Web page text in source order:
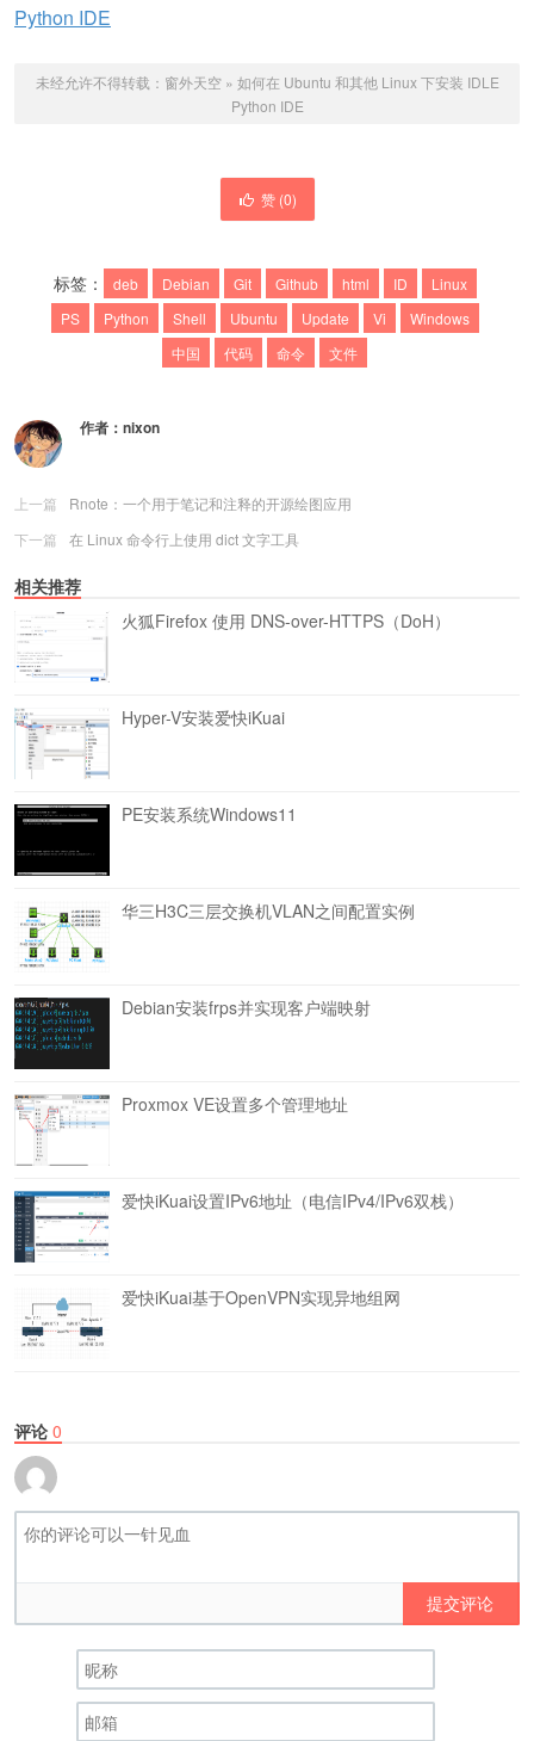
Python IDE
未经允许不得转载： 窗外天空» 如何在 Ubuntu 和其他 Linux 下安装 IDLE
Python IDE
赞 (0)
标签： deb Debian Git Github html ID
Linux
PS
Python Shell Ubuntu Update Vi
Windows
中国
代码 命令 文件
作者： nixon
上一篇
Rnote：一个用于笔记和注释的开源绘图应用
下一篇
在 Linux 命令行上使用 dict 文字工具
相关推荐
火狐Firefox 使用 DNS-over-HTTPS（DoH）
Hyper-V安装爱快iKuai
PE安装系统Windows11
华三H3C三层交换机VLAN之间配置实例
Debian安装frps并实现客户端映射
Proxmox VE设置多个管理地址
爱快iKuai设置IPv6地址（电信IPv4/IPv6双栈）
爱快iKuai基于OpenVPN实现异地组网
评论 0
提交评论